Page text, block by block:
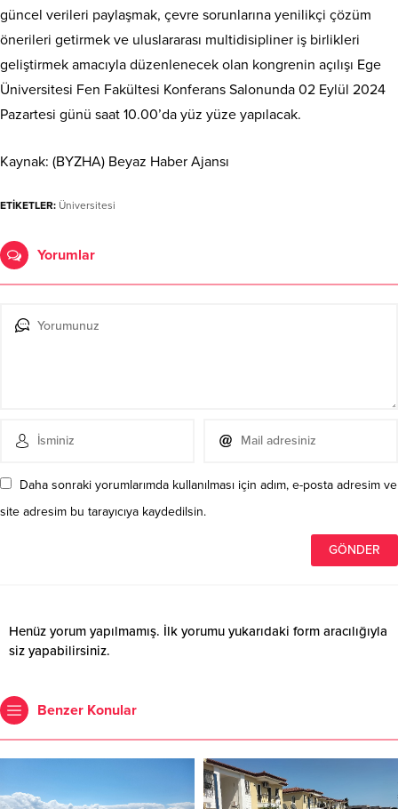
güncel verileri paylaşmak, çevre sorunlarına yenilikçi çözüm
önerileri getirmek ve uluslararası multidisipliner iş birlikleri
geliştirmek amacıyla düzenlenecek olan kongrenin açılışı Ege
Üniversitesi Fen Fakültesi Konferans Salonunda 02 Eylül 2024
Pazartesi günü saat 10.00’da yüz yüze yapılacak.
Kaynak: (BYZHA) Beyaz Haber Ajansı
ETİKETLER: Üniversitesi
Yorumlar
Daha sonraki yorumlarımda kullanılması için adım, e-posta adresim ve
site adresim bu tarayıcıya kaydedilsin.
Henüz yorum yapılmamış. İlk yorumu yukarıdaki form aracılığıyla
siz yapabilirsiniz.
Benzer Konular